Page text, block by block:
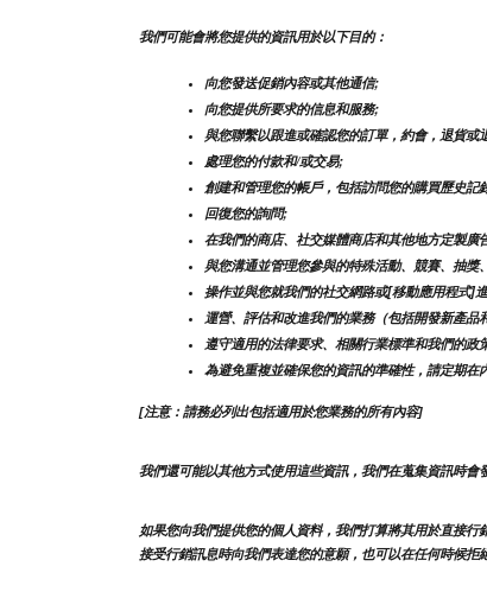
我們可能會將您提供的資訊用於以下目的：
向您發送促銷內容或其他通信;
向您提供所要求的信息和服務;
與您聯繫以跟進或確認您的訂單，約會，退貨
處理您的付款和/或交易;
創建和管理您的帳戶，包括訪問您的購買歷史記
回復您的詢問;
在我們的商店、社交媒體商店和其他地方定製廣
與您溝通並管理您參與的特殊活動、競賽、抽獎
操作並與您就我們的社交網路或[移動應用程式]
運營、評估和改進我們的業務（包括開發新產
遵守適用的法律要求、相關行業標準和我們的政
為避免重複並確保您的資訊的準確性，請定期在
[注意：請務必列出包括適用於您業務的所有內容]
我們還可能以其他方式使用這些資訊，我們在蒐集資訊時會
如果您向我們提供您的個人資料，我們打算將其用於直接
接受行銷訊息時向我們表達您的意願，也可以在任何時候拒